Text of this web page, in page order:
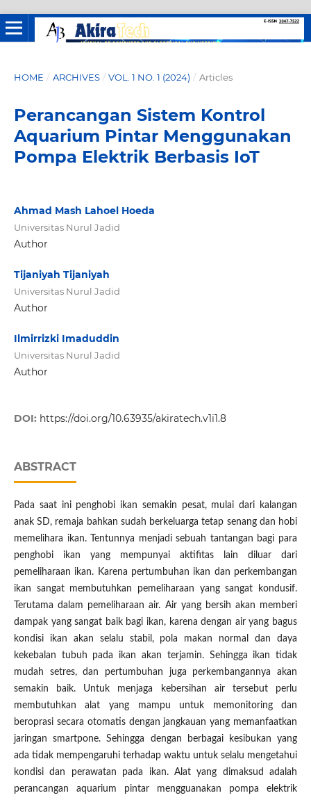
HOME / ARCHIVES / VOL. 1 NO. 1 (2024) / Articles
Perancangan Sistem Kontrol
Aquarium Pintar Menggunakan
Pompa Elektrik Berbasis IoT
Ahmad Mash Lahoel Hoeda
Universitas Nurul Jadid
Author
Tijaniyah Tijaniyah
Universitas Nurul Jadid
Author
Ilmirrizki Imaduddin
Universitas Nurul Jadid
Author
DOI: https://doi.org/10.63935/akiratech.v1i1.8
ABSTRACT
Pada saat ini penghobi ikan semakin pesat, mulai dari kalangan
anak SD, remaja bahkan sudah berkeluarga tetap senang dan hobi
memelihara ikan. Tentunnya menjadi sebuah tantangan bagi para
penghobi ikan yang mempunyai aktifitas lain diluar dari
pemeliharaan ikan. Karena pertumbuhan ikan dan perkembangan
ikan sangat membutuhkan pemeliharaan yang sangat kondusif.
Terutama dalam pemeliharaan air. Air yang bersih akan memberi
dampak yang sangat baik bagi ikan, karena dengan air yang bagus
kondisi ikan akan selalu stabil, pola makan normal dan daya
kekebalan tubuh pada ikan akan terjamin. Sehingga ikan tidak
mudah setres, dan pertumbuhan juga perkembangannya akan
semakin baik. Untuk menjaga kebersihan air tersebut perlu
membutuhkan alat yang mampu untuk memonitoring dan
beroprasi secara otomatis dengan jangkauan yang memanfaatkan
jaringan smartpone. Sehingga dengan berbagai kesibukan yang
ada tidak mempengaruhi terhadap waktu untuk selalu mengetahui
kondisi dan perawatan pada ikan. Alat yang dimaksud adalah
perancangan aquarium pintar mengguanakan pompa elektrik